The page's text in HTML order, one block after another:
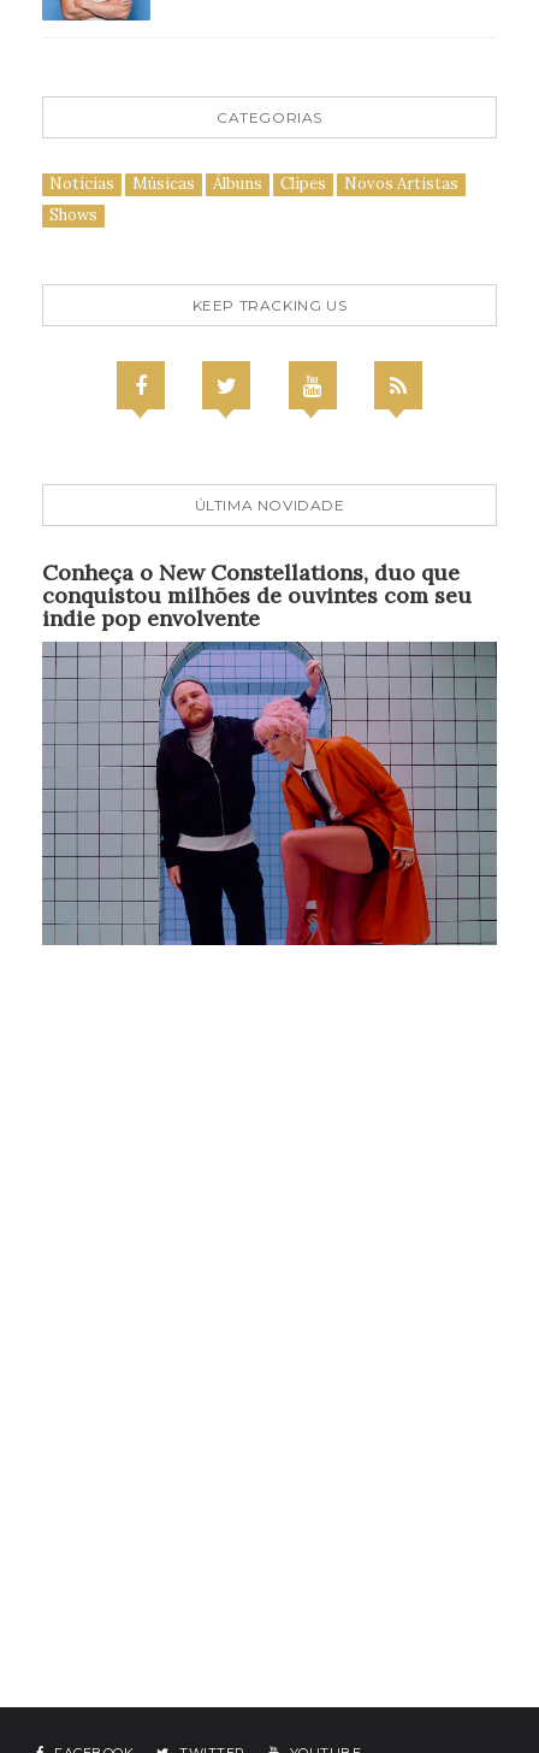
CATEGORIAS
Notícias Músicas Álbuns Clipes
Novos Artistas
Shows
KEEP TRACKING US
ÚLTIMA NOVIDADE
Conheça o New Constellations, duo que
conquistou milhões de ouvintes com seu
indie pop envolvente